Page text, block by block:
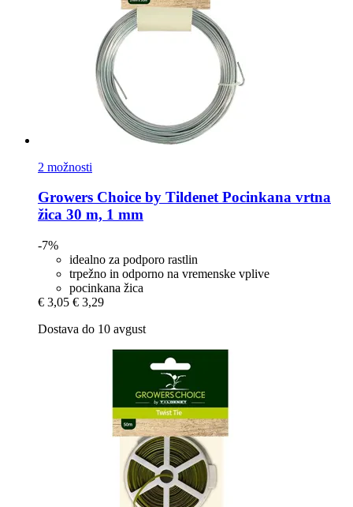
2 možnosti
Growers Choice by TildenetPocinkana vrtna
žica 30 m, 1 mm
-7%
idealno za podporo rastlin
trpežno in odporno na vremenske vplive
pocinkana žica
€ 3,05 € 3,29
Dostava do 10 avgust